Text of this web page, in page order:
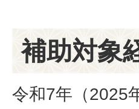
補助対象
令和7年（2025